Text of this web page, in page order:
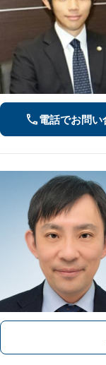
電話でお問い